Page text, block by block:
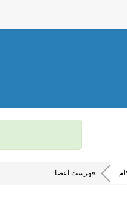
فهرست اعضا